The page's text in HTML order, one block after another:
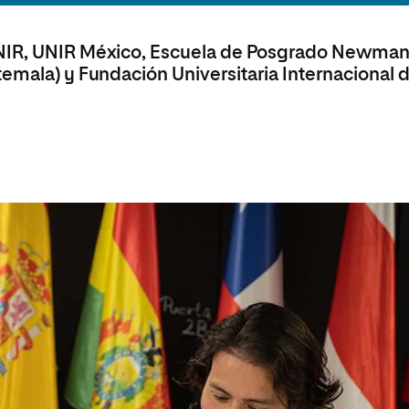
Universitaria en Ingeniería del Software y
Informáticos
UNIR México, Escuela de Posgrado
y Fundación Universitaria Internacional